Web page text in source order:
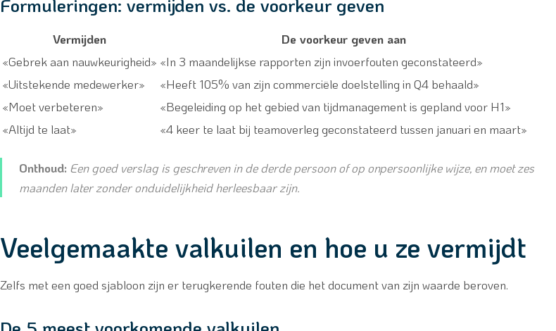
Formuleringen: vermijden vs. de voorkeur geven
Vermijden
De voorkeur geven aan
«Gebrek aan nauwkeurigheid» «In 3 maandelijkse rapporten zijn invoerfouten geconstateerd»
«Uitstekende medewerker»
«Heeft 105% van zijn commerciële doelstelling in Q4 behaald»
«Moet verbeteren»
«Begeleiding op het gebied van tijdmanagement is gepland voor H1»
«Altijd te laat»
«4 keer te laat bij teamoverleg geconstateerd tussen januari en maart»
Onthoud: Een goed verslag is geschreven in de derde persoon of op onpersoonlijke wijze, en moet zes
maanden later zonder onduidelijkheid herleesbaar zijn.
Veelgemaakte valkuilen en hoe u ze vermijdt
Zelfs met een goed sjabloon zijn er terugkerende fouten die het document van zijn waarde beroven.